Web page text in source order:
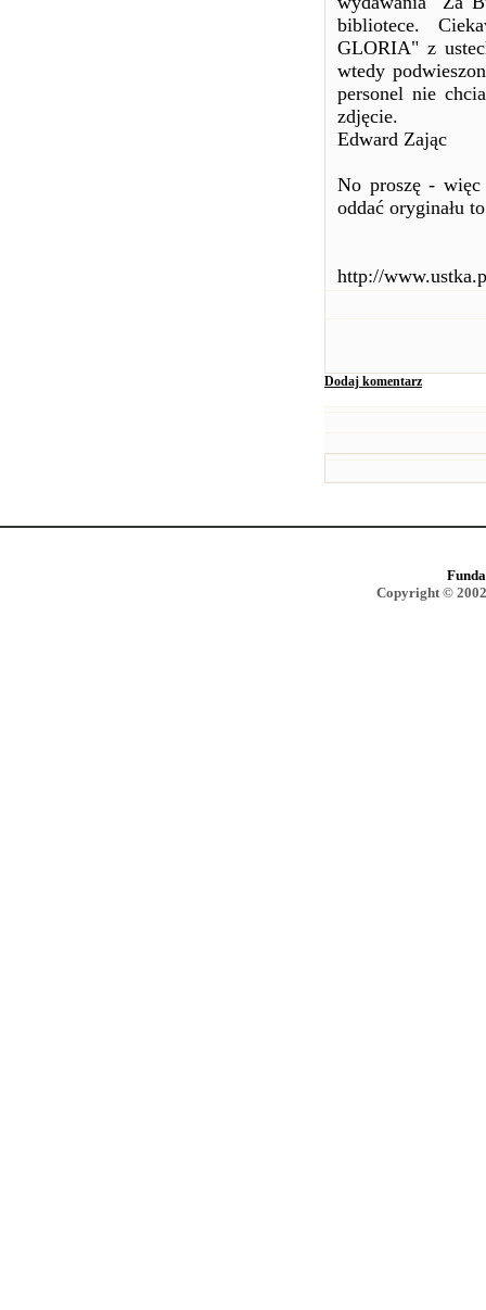
bibliotece.
GLORIA" z
wtedy
personel nie
zdjęcie.
Edward Zając
No proszę -
oddać oryginału
http://
Dodaj komentarz
Copyright ©